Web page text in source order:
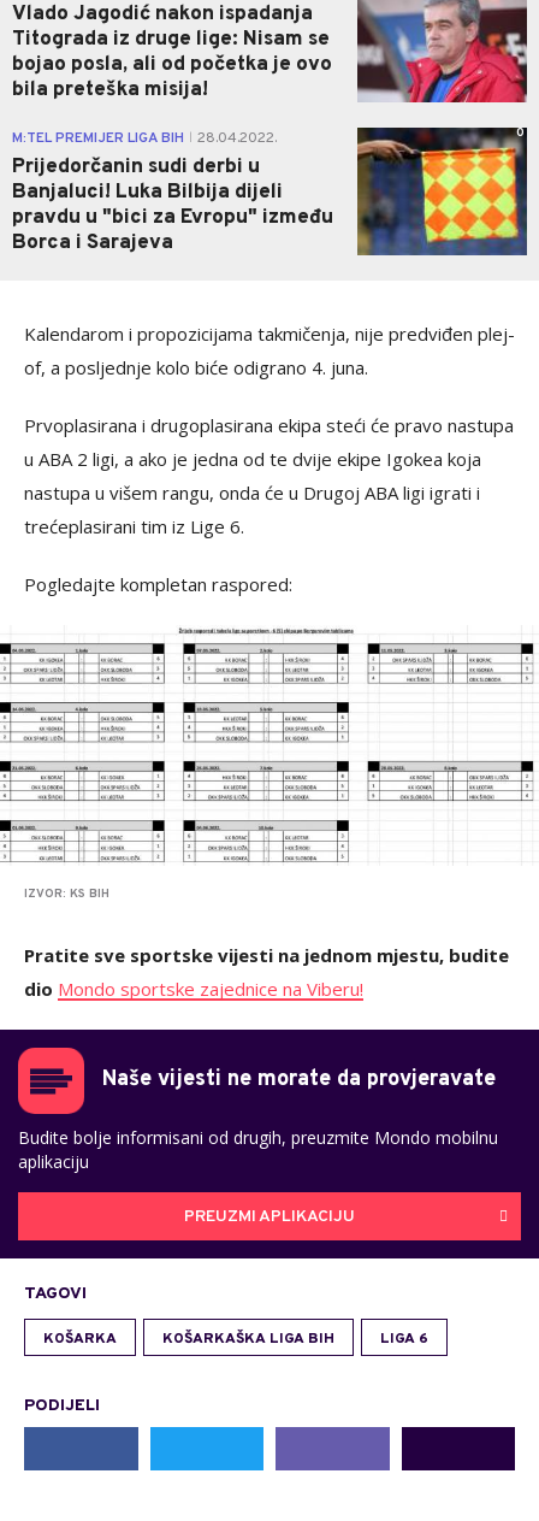
Vlado Jagodić nakon ispadanja
Titograda iz druge lige: Nisam se
bojao posla, ali od početka je ovo
bila preteška misija!
M:TEL PREMIJER LIGA BIH 28.04.2022.
Prijedorčanin sudi derbi u
Banjaluci! Luka Bilbija dijeli
pravdu u "bici za Evropu" između
Borca i Sarajeva
0
Kalendarom i propozicijama takmičenja, nije predviđen plej-
of, a posljednje kolo biće odigrano 4. juna.
Prvoplasirana i drugoplasirana ekipa steći će pravo nastupa
u ABA 2 ligi, a ako je jedna od te dvije ekipe Igokea koja
nastupa u višem rangu, onda će u Drugoj ABA ligi igrati i
trećeplasirani tim iz Lige 6.
Pogledajte kompletan raspored:
IZVOR: KS BIH
Pratite sve sportske vijesti na jednom mjestu, budite
dio Mondo sportske zajednice na Viberu!
Naše vijesti ne morate da provjeravate
Budite bolje informisani od drugih, preuzmite Mondo mobilnu
aplikaciju
PREUZMI APLIKACIJU
TAGOVI
KOŠARKA KOŠARKAŠKA LIGA BIH LIGA 6
PODIJELI